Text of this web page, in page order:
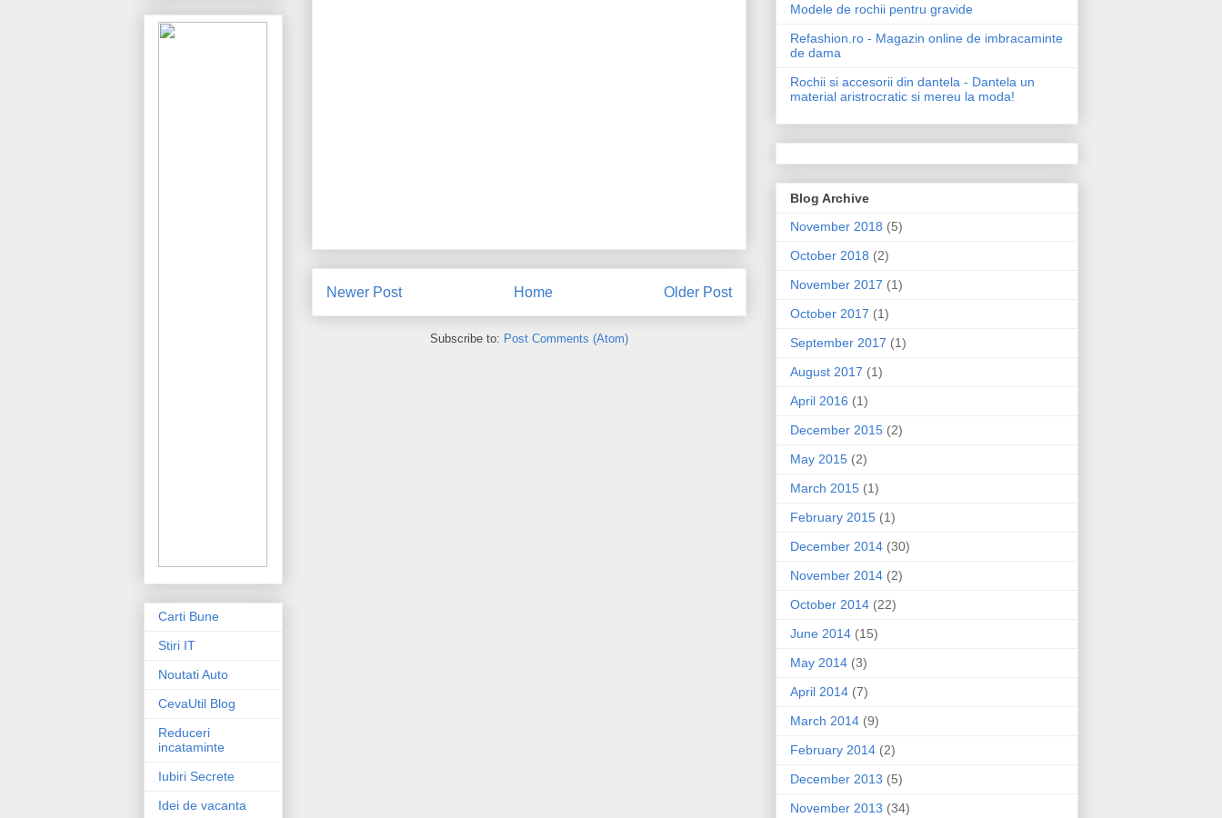
Newer Post Older Post
Home
Subscribe to: Post Comments (Atom)
Carti Bune
Stiri IT
Noutati Auto
CevaUtil Blog
Reduceri
incataminte
Iubiri Secrete
Idei de vacanta
Modele de rochii pentru gravide
Refashion.ro - Magazin online de imbracaminte
de dama
Rochii si accesorii din dantela - Dantela un
material aristrocratic si mereu la moda!
Blog Archive
November 2018 (5)
October 2018 (2)
November 2017 (1)
October 2017 (1)
September 2017 (1)
August 2017 (1)
April 2016 (1)
December 2015 (2)
May 2015 (2)
March 2015 (1)
February 2015 (1)
December 2014 (30)
November 2014 (2)
October 2014 (22)
June 2014 (15)
May 2014 (3)
April 2014 (7)
March 2014 (9)
February 2014 (2)
December 2013 (5)
November 2013 (34)